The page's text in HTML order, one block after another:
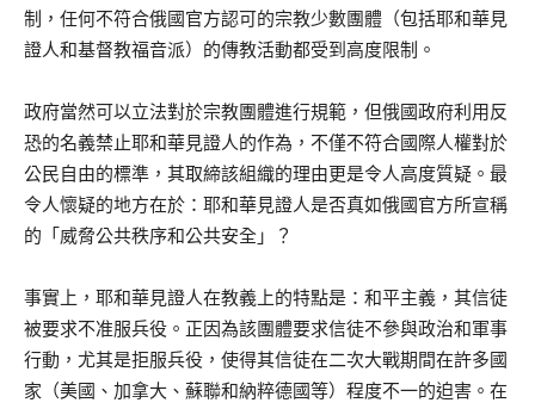
制，任何不符合俄國官方認可的宗教少數團體（包括耶和華見
證人和基督教福音派）的傳教活動都受到高度限制。
政府當然可以立法對於宗教團體進行規範，但俄國政府利用反
恐的名義禁止耶和華見證人的作為，不僅不符合國際人權對於
公民自由的標準，其取締該組織的理由更是令人高度質疑。最
令人懷疑的地方在於：耶和華見證人是否真如俄國官方所宣稱
的「威脅公共秩序和公共安全」？
事實上，耶和華見證人在教義上的特點是：和平主義，其信徒
被要求不准服兵役。正因為該團體要求信徒不參與政治和軍事
行動，尤其是拒服兵役，使得其信徒在二次大戰期間在許多國
家（美國、加拿大、蘇聯和納粹德國等）程度不一的迫害。在